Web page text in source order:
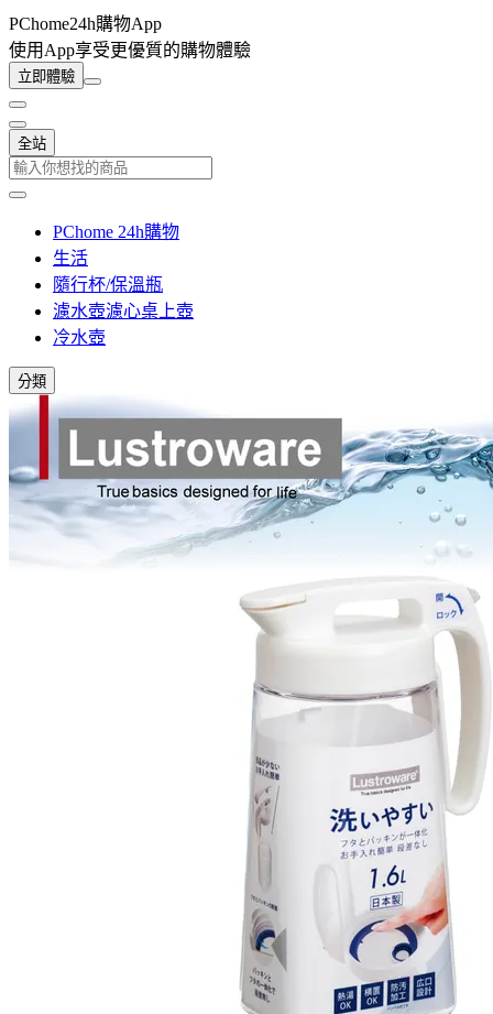
PChome24h購物App
使用App享受更優質的購物體驗
立即體驗
全站
PChome 24h購物
生活
隨行杯/保溫瓶
濾水壺濾心桌上壺
冷水壺
分類